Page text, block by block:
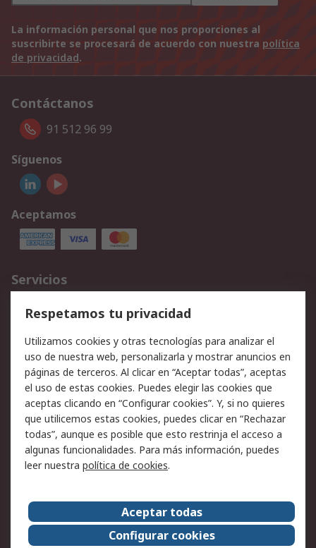
La información personal que nos proporciones al
suscribirte se procesará de acuerdo con nuestra política
de privacidad.
Contáctanos
91 512 96 99
Síguenos
Aceptamos
Servicios
Cómo realizar pedidos
Devoluciones
Facturación y pago
Ofertas
Soporte técnico
Legal
Aviso legal
Política de privacidad -
Actualizada
Política sobre cookies
Seguridad de emails
Certificaciones de
Condiciones de venta
Acerca de RS
Acerca de RS RS Group
Respetamos tu privacidad
Utilizamos cookies y otras tecnologías para analizar el
uso de nuestra web, personalizarla y mostrar anuncios en
páginas de terceros. Al clicar en “Aceptar todas”, aceptas
el uso de estas cookies. Puedes elegir las cookies que
aceptas clicando en “Configurar cookies”. Y, si no quieres
que utilicemos estas cookies, puedes clicar en “Rechazar
todas”, aunque es posible que esto restrinja el acceso a
algunas funcionalidades. Para más información, puedes
leer nuestra política de cookies.
Aceptar todas
Configurar cookies